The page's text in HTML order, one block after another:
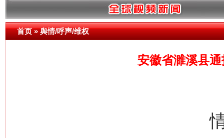
首页»舆情/呼声/维权
安徽省濉溪县